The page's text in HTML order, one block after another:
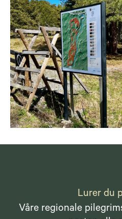
Lurer du
Våre regionale